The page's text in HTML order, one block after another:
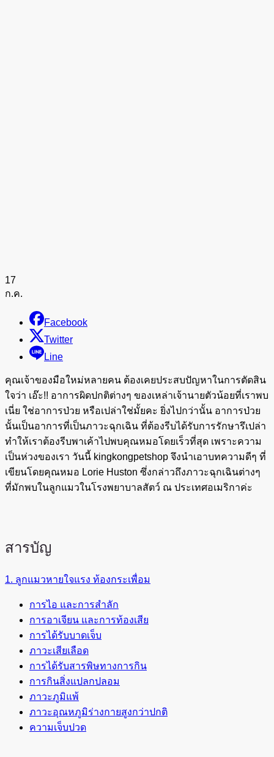
17
ก.ค.
Facebook
Twitter
Line
คุณเจ้าของมือใหม่หลายคน ต้องเคยประสบปัญหาในการตัดสิน
ใจว่า เอ๊ะ!! อาการผิดปกติต่างๆ ของเหล่าเจ้านายตัวน้อยที่เราพบ
เนี่ย ใช่อาการป่วย หรือเปล่าใช่มั้ยคะ ยิ่งไปกว่านั้น อาการป่วย
นั้นเป็นอาการที่เป็นภาวะฉุกเฉิน ที่ต้องรีบได้รับการรักษารึเปล่า
ทำให้เราต้องรีบพาเค้าไปพบคุณหมอโดยเร็วที่สุด เพราะความ
เป็นห่วงของเรา วันนี้ kingkongpetshop จึงนำเอาบทความดีๆ ที่
เขียนโดยคุณหมอ Lorie Huston ซึ่งกล่าวถึงภาวะฉุกเฉินต่างๆ
ที่มักพบในลูกแมวในโรงพยาบาลสัตว์ ณ ประเทศอเมริกาค่ะ
สารบัญ
1. ลูกแมวหายใจแรง ท้องกระเพื่อม
การไอ และการสำลัก
การอาเจียน และการท้องเสีย
การได้รับบาดเจ็บ
ภาวะเสียเลือด
การได้รับสารพิษทางการกิน
การกินสิ่งแปลกปลอม
ภาวะภูมิแพ้
ภาวะอุณหภูมิร่างกายสูงกว่าปกติ
ความเจ็บปวด